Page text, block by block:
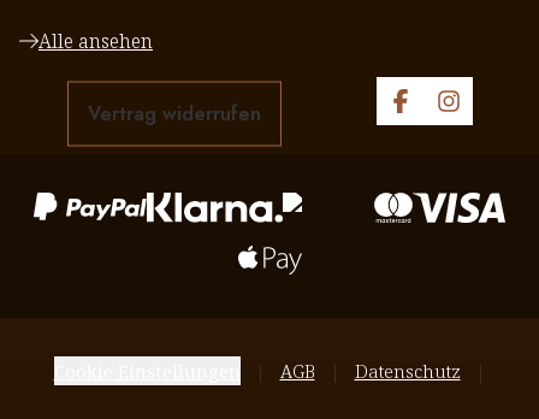
Alle ansehen
Vertrag widerrufen
AGB Datenschutz